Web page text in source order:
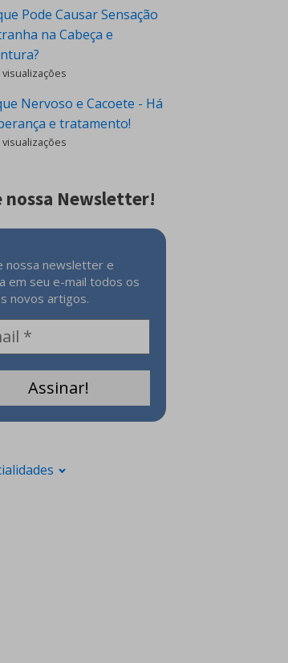
Pode Causar Sensação
na Cabeça e
visualizações
Nervoso e Cacoete - Há
e tratamento!
visualizações
nossa Newsletter!
nossa newsletter e
em seu e-mail todos os
novos artigos.